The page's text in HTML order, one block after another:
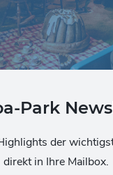
Park
der
direkt in Ihre Mailbox.